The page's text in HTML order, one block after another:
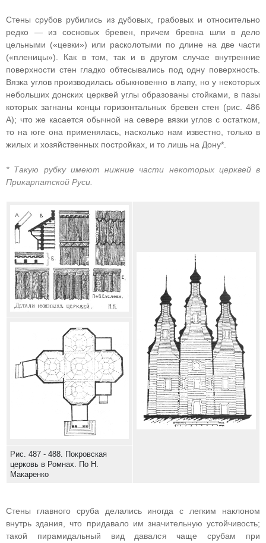
Стены срубов рубились из дубовых, грабовых и относительно
редко — из сосновых бревен, причем бревна шли в дело
цельными («цевки») или расколотыми по длине на две части
(«пленицы»). Как в том, так и в другом случае внутренние
поверхности стен гладко обтесывались под одну поверхность.
Вязка углов производилась обыкновенно в лапу, но у некоторых
небольших донских церквей углы образованы стойками, в пазы
которых загнаны концы горизонтальных бревен стен (рис. 486
А); что же касается обычной на севере вязки углов с остатком,
то на юге она применялась, насколько нам известно, только в
жилых и хозяйственных постройках, и то лишь на Дону*.
* Такую рубку имеют нижние части некоторых церквей в
Прикарпатской Руси.
Рис. 487 - 488. Покровская
церковь в Ромнах. По Н.
Макаренко
Стены главного сруба делались иногда с легким наклоном
внутрь здания, что придавало им значительную устойчивость;
такой пирамидальный вид давался чаще срубам при